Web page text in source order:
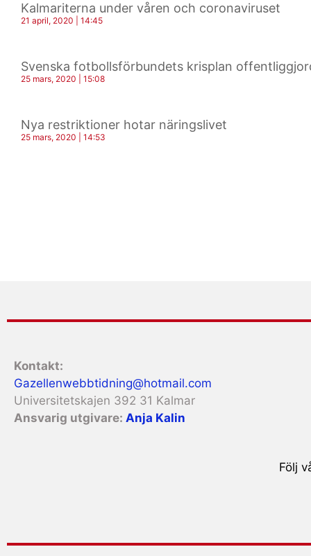
Kalmariterna under våren och coronaviruset
21 april, 2020 14:45
Svenska fotbollsförbundets krisplan
25 mars, 2020 15:08
Nya restriktioner hotar näringslivet
25 mars, 2020 14:53
Kontakt:
Gazellenwebbtidning@hotmail.com
Universitetskajen 392 31 Kalmar
Ansvarig utgivare: Anja Kalin
Följ